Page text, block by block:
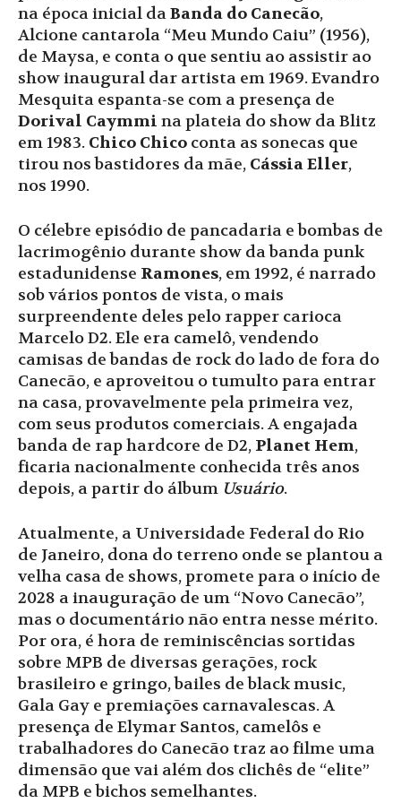
na época inicial daBanda do Canecão,
Alcione cantarola “Meu Mundo Caiu” (1956),
de Maysa, e conta o que sentiu ao assistir ao
show inaugural dar artista em 1969. Evandro
Mesquita espanta-se com a presença de
Dorival Caymmi na plateia do show da Blitz
em 1983. Chico Chico conta as sonecas que
tirou nos bastidores da mãe, Cássia Eller,
nos 1990.
O célebre episódio de pancadaria e bombas de
lacrimogênio durante show da banda punk
estadunidense Ramones, em 1992, é narrado
sob vários pontos de vista, o mais
surpreendente deles pelo rapper carioca
Marcelo D2. Ele era camelô, vendendo
camisas de bandas de rock do lado de fora do
Canecão, e aproveitou o tumulto para entrar
na casa, provavelmente pela primeira vez,
com seus produtos comerciais. A engajada
banda de rap hardcore de D2, Planet Hem,
ficaria nacionalmente conhecida três anos
depois, a partir do álbum Usuário.
Atualmente, a Universidade Federal do Rio
de Janeiro, dona do terreno onde se plantou a
velha casa de shows, promete para o início de
2028 a inauguração de um “Novo Canecão”,
mas o documentário não entra nesse mérito.
Por ora, é hora de reminiscências sortidas
sobre MPB de diversas gerações, rock
brasileiro e gringo, bailes de black music,
Gala Gay e premiações carnavalescas. A
presença de Elymar Santos, camelôs e
trabalhadores do Canecão traz ao filme uma
dimensão que vai além dos clichês de “elite”
da MPB e bichos semelhantes.